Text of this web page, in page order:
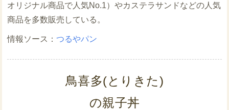
オリジナル商品で人気No.1）やカステラサンドなどの人気
商品を多数販売している。
つるやパン
鳥喜多(とりきた)
の親子丼